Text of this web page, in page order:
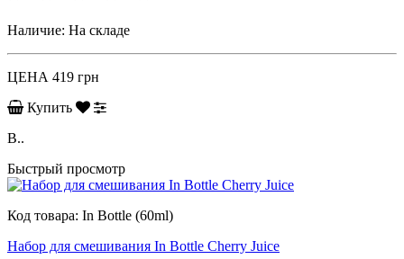
Наличие: На складе
ЦЕНА 419 грн
Купить
B..
Быстрый просмотр
Код товара: In Bottle (60ml)
Набор для смешивания In Bottle Cherry Juice